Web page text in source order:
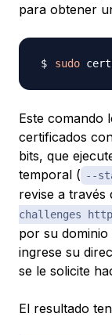
para obtener
sudo
Este comando
certificados
bits, que
temporal ( --
revise a través
challenges http
por su
ingrese su
se le solicite
El resultado